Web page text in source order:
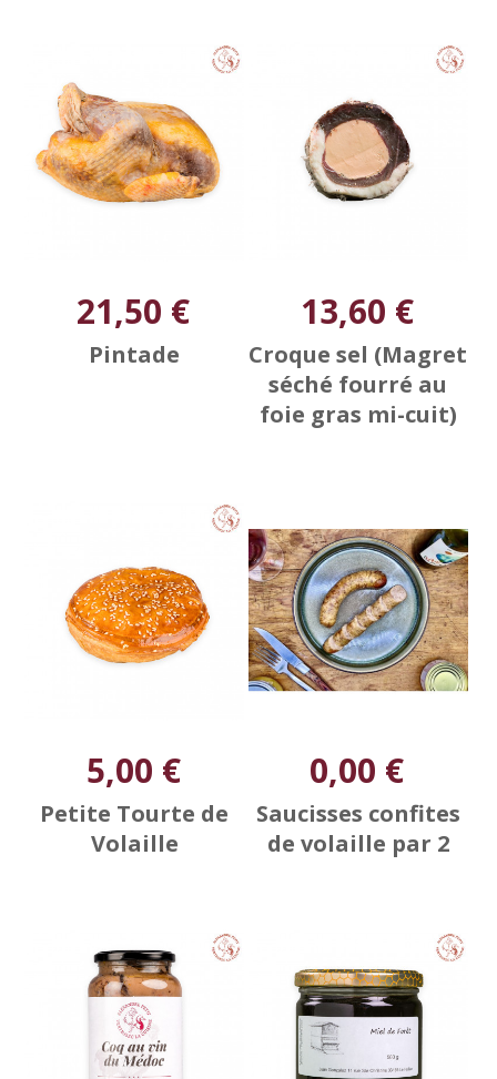
21,50 €
Pintade
13,60 €
Croque sel (Magret
séché fourré au
foie gras mi-cuit)
5,00 €
Petite Tourte de
Volaille
0,00 €
Saucisses confites
de volaille par 2